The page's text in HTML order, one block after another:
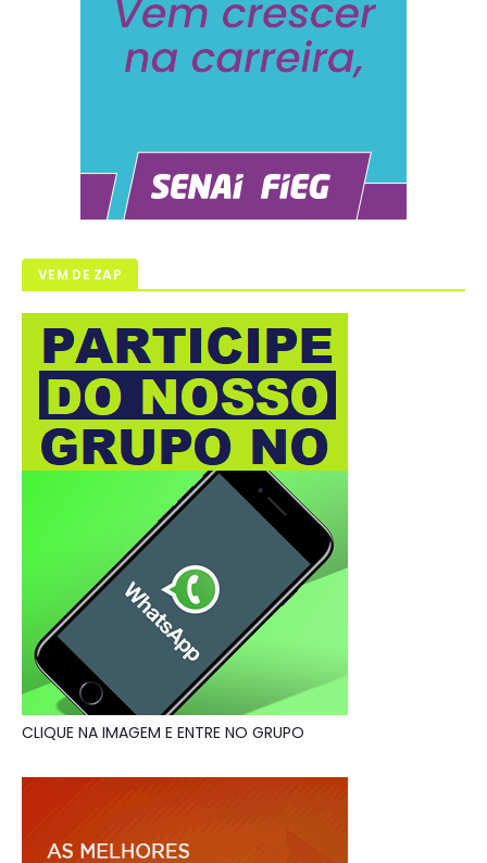
VEM DE ZAP
CLIQUE NA IMAGEM E ENTRE NO GRUPO